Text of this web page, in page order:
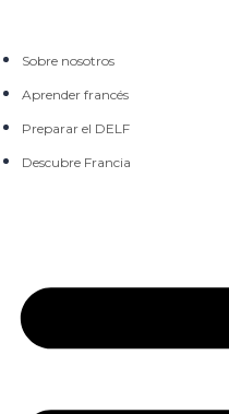
Sobre nosotros
Aprender francés
Preparar el DELF
Descubre Francia